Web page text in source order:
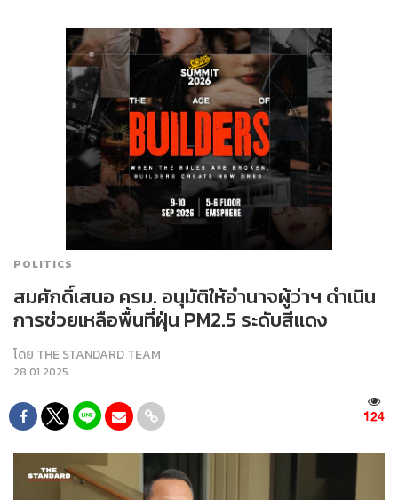
POLITICS
สมศักดิ์เสนอ ครม. อนุมัติให้อำนาจผู้ว่าฯ ดำเนิน
การช่วยเหลือพื้นที่ฝุ่น PM2.5 ระดับสีแดง
โดย THE STANDARD TEAM
28.01.2025
124